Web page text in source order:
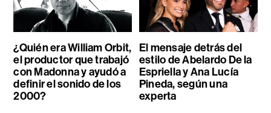
¿Quién era William Orbit,
el productor que trabajó
con Madonna y ayudó a
definir el sonido de los
2000?
El mensaje detrás del
estilo de Abelardo De la
Espriella y Ana Lucía
Pineda, según una
experta